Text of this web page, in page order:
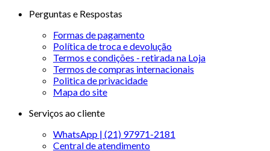
Perguntas e Respostas
Formas de pagamento
Política de troca e devolução
Termos e condições - retirada na Loja
Termos de compras internacionais
Politica de privacidade
Mapa do site
Serviços ao cliente
WhatsApp | (21) 97971-2181
Central de atendimento